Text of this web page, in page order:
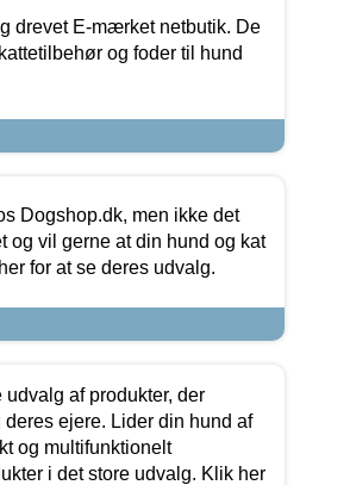
drevet E-mærket netbutik. De
og foder til hund
Dogshop.dk, men ikke det
og vil gerne at din hund og kat
for at se deres udvalg.
af produkter, der
ejere. Lider din hund af
og multifunktionelt
i det store udvalg. Klik her